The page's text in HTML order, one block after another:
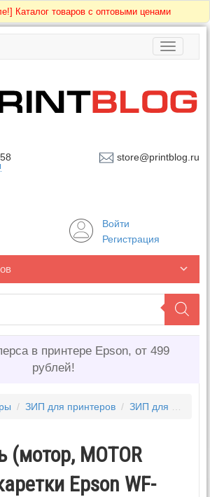
Каталог товаров с оптовыми ценами
Toggle
store@printblog.ru
Войти
Регистрация
в принтере Epson, от 499
рублей!
/ ЗИП для принтеров / ЗИП для EPSON
(мотор, MOTOR
Epson WF-